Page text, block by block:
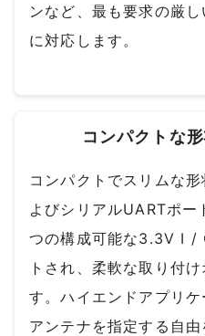
ンなど、最も要求の厳
に対応します。
コンパクトな
コンパクトでスリムな
よびシリアルUARTポ
つの構成可能な3.3V I /
トされ、柔軟な取り付
す。ハイエンドアプリ
アンテナを指定する自由